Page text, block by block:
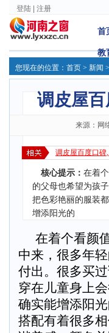
登陆 注册
首
教
您现在的位置： 首页 > 新闻
调皮屋
来源：网
调皮屋百度口碑
核心提示： 在着
的父母也希望为孩
把色彩艳丽的服装
增添阳光的
在着个看颜
中来，很多年
付出。很多买
穿在儿童身上
确实能增添阳
搭配有着很多